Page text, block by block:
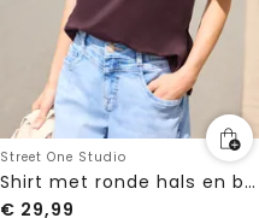
Street One Studio
Shirt met ronde hals en borstzak
€ 29,99